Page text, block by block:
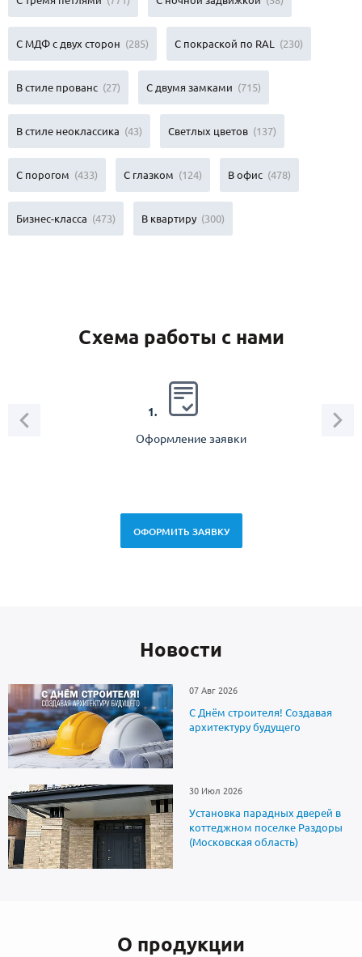
С МДФ с двух сторон (285) С покраской по RAL (230)
В стиле прованс (27) С двумя замками (715)
В стиле неоклассика (43) Светлых цветов (137)
С порогом (433) С глазком (124) В офис (478)
Бизнес-класса (473) В квартиру (300)
Схема работы с нами
1.
Оформление заявки
ОФОРМИТЬ ЗАЯВКУ
Новоcти
07 Авг 2026
С Днём строителя! Создавая
архитектуру будущего
30 Июл 2026
Установка парадных дверей в
коттеджном поселке Раздоры
(Московская область)
О продукции